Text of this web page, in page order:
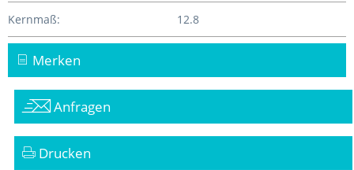
Kernmaß: 12.8
Merken
Anfragen
Drucken